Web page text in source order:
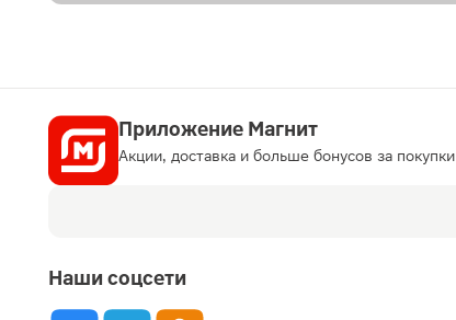
Приложение Магнит
Акции, доставка и больше бонусов за покупки
Наши соцсети